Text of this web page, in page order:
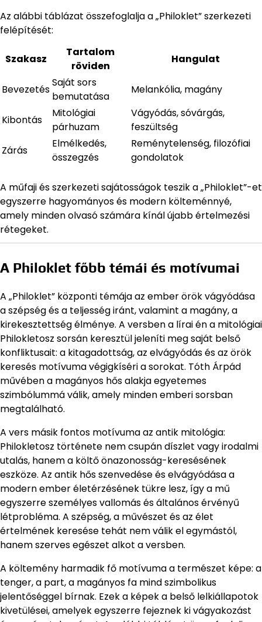
Az alábbi táblázat összefoglalja a „Philoklet” szerkezeti
felépítését:
Szakasz
Tartalom
röviden
Hangulat
Bevezetés
Saját sors
bemutatása
Melankólia, magány
Kibontás
Mitológiai
párhuzam
Vágyódás, sóvárgás,
feszültség
Zárás
Elmélkedés,
összegzés
Reménytelenség, filozófiai
gondolatok
A műfaji és szerkezeti sajátosságok teszik a „Philoklet”-et
egyszerre hagyományos és modern költeménnyé,
amely minden olvasó számára kínál újabb értelmezési
rétegeket.
A Philoklet főbb témái és motívumai
A „Philoklet” központi témája az ember örök vágyódása
a szépség és a teljesség iránt, valamint a magány, a
kirekesztettség élménye. A versben a lírai én a mitológiai
Philokletosz sorsán keresztül jeleníti meg saját belső
konfliktusait: a kitagadottság, az elvágyódás és az örök
keresés motívuma végigkíséri a sorokat. Tóth Árpád
művében a magányos hős alakja egyetemes
szimbólummá válik, amely minden emberi sorsban
megtalálható.
A vers másik fontos motívuma az antik mitológia:
Philokletosz története nem csupán díszlet vagy irodalmi
utalás, hanem a költő önazonosság-keresésének
eszköze. Az antik hős szenvedése és elvágyódása a
modern ember életérzésének tükre lesz, így a mű
egyszerre személyes vallomás és általános érvényű
létprobléma. A szépség, a művészet és az élet
értelmének keresése tehát nem válik el egymástól,
hanem szerves egészet alkot a versben.
A költemény harmadik fő motívuma a természet képe: a
tenger, a part, a magányos fa mind szimbolikus
jelentőséggel bírnak. Ezek a képek a belső lelkiállapotok
kivetülései, amelyek egyszerre fejeznek ki vágyakozást